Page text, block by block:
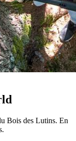
Bois des Lutins. En